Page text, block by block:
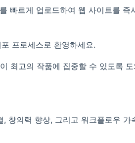
빠르게 업로드하여 웹 사이트를 즉
프로세스로 환영하세요.
최고의 작품에 집중할 수 있도록 도
창의력 향상, 그리고 워크플로우 가